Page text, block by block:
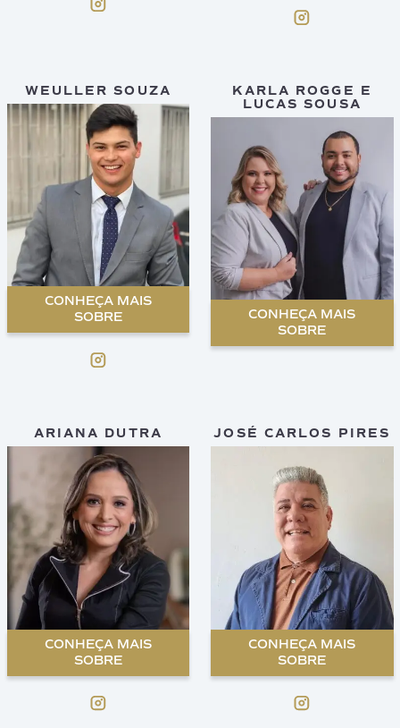
WEULLER SOUZA
CONHEÇA MAIS
SOBRE
KARLA ROGGE E
LUCAS SOUSA
CONHEÇA MAIS
SOBRE
ARIANA DUTRA
CONHEÇA MAIS
SOBRE
JOSÉ CARLOS PIRES
CONHEÇA MAIS
SOBRE